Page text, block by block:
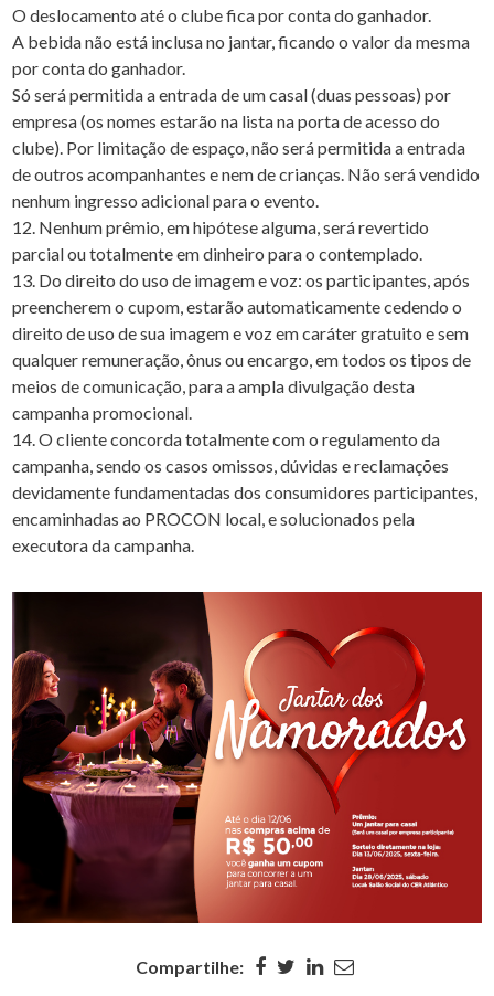
O deslocamento até o clube fica por conta do ganhador.
A bebida não está inclusa no jantar, ficando o valor da mesma
por conta do ganhador.
Só será permitida a entrada de um casal (duas pessoas) por
empresa (os nomes estarão na lista na porta de acesso do
clube). Por limitação de espaço, não será permitida a entrada
de outros acompanhantes e nem de crianças. Não será vendido
nenhum ingresso adicional para o evento.
12. Nenhum prêmio, em hipótese alguma, será revertido
parcial ou totalmente em dinheiro para o contemplado.
13. Do direito do uso de imagem e voz: os participantes, após
preencherem o cupom, estarão automaticamente cedendo o
direito de uso de sua imagem e voz em caráter gratuito e sem
qualquer remuneração, ônus ou encargo, em todos os tipos de
meios de comunicação, para a ampla divulgação desta
campanha promocional.
14. O cliente concorda totalmente com o regulamento da
campanha, sendo os casos omissos, dúvidas e reclamações
devidamente fundamentadas dos consumidores participantes,
encaminhadas ao PROCON local, e solucionados pela
executora da campanha.
Compartilhe: